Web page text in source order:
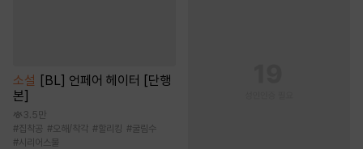
소설 [BL] 언페어 헤이터 [단행
본]
3.5만
#집착공 #오해/착각 #할리킹 #굴림수
#시리어스물